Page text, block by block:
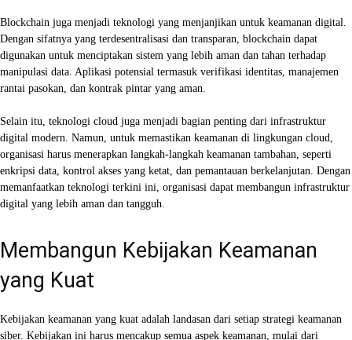
Blockchain juga menjadi teknologi yang menjanjikan untuk keamanan digital.
Dengan sifatnya yang terdesentralisasi dan transparan, blockchain dapat
digunakan untuk menciptakan sistem yang lebih aman dan tahan terhadap
manipulasi data. Aplikasi potensial termasuk verifikasi identitas, manajemen
rantai pasokan, dan kontrak pintar yang aman.
Selain itu, teknologi cloud juga menjadi bagian penting dari infrastruktur
digital modern. Namun, untuk memastikan keamanan di lingkungan cloud,
organisasi harus menerapkan langkah-langkah keamanan tambahan, seperti
enkripsi data, kontrol akses yang ketat, dan pemantauan berkelanjutan. Dengan
memanfaatkan teknologi terkini ini, organisasi dapat membangun infrastruktur
digital yang lebih aman dan tangguh.
Membangun Kebijakan Keamanan
yang Kuat
Kebijakan keamanan yang kuat adalah landasan dari setiap strategi keamanan
siber. Kebijakan ini harus mencakup semua aspek keamanan, mulai dari